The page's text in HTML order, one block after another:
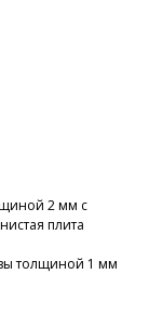
2 мм с
плита
толщиной 1 мм